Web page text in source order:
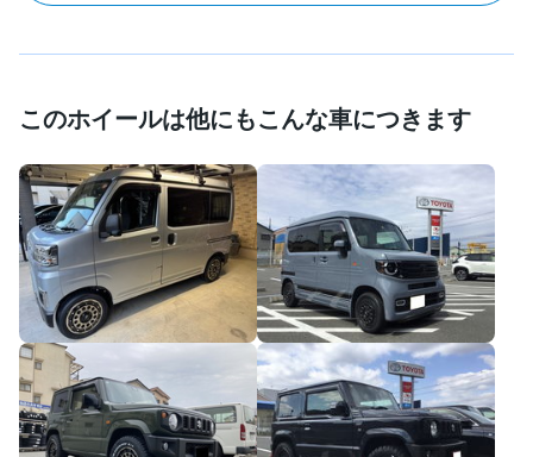
このホイールは他にもこんな車につきます